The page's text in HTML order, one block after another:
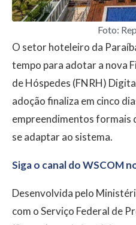
Foto:
O setor hoteleiro da
tempo para adotar a nova
de Hóspedes (FNRH)
adoção finaliza em cinco
empreendimentos formais
se adaptar ao sistema.
Siga o canal do WSCOM
Desenvolvida pelo
com o Serviço Federal de